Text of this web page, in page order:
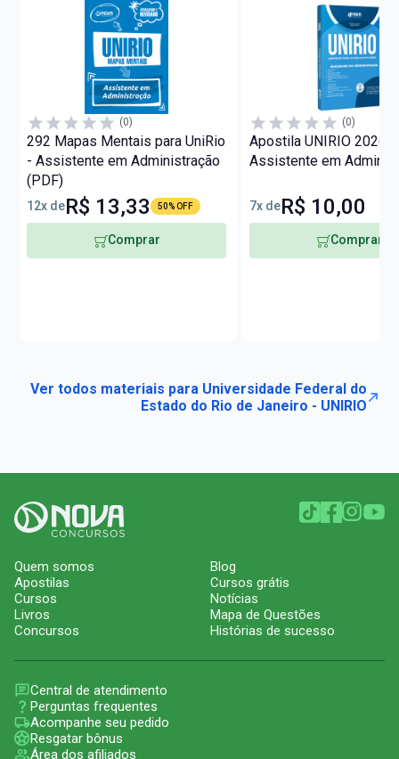
(0)
292 Mapas Mentais para UniRio
- Assistente em Administração
(PDF)
12x deR$ 13,33 50% OFF
Comprar
(0)
Apostila UNIRIO 2026 -
Assistente em
7x deR$ 10,00
Comprar
Ver todos materiais para Universidade Federal do
Estado do Rio de Janeiro - UNIRIO
Quem somos
Apostilas
Cursos
Livros
Concursos
Blog
Cursos grátis
Notícias
Mapa de Questões
Histórias de sucesso
Central de atendimento
Perguntas frequentes
Acompanhe seu pedido
Resgatar bônus
Área dos afiliados